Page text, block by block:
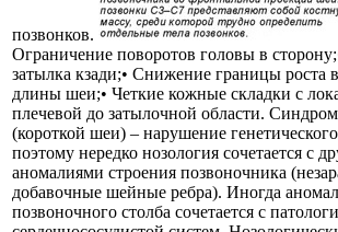
позвонков.
Ограничение поворотов головы в
затылка кзади;• Снижение границы роста
длины шеи;• Четкие кожные складки с
плечевой до затылочной области.
(короткой шеи) – нарушение
поэтому нередко нозология сочетается с
аномалиями строения позвоночника
добавочные шейные ребра). Иногда
позвоночного столба сочетается с